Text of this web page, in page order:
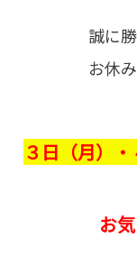
誠に
お休
３日（月）
お